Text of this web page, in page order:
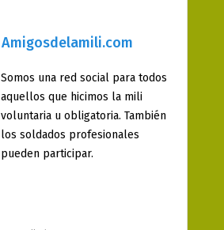
Amigosdelamili.com
Somos una red social para todos
aquellos que hicimos la mili
voluntaria u obligatoria. También
los soldados profesionales
pueden participar.